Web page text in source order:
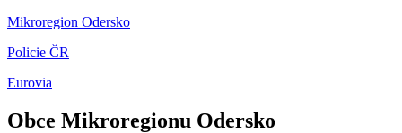
Mikroregion Odersko
Policie ČR
Eurovia
Obce Mikroregionu Odersko